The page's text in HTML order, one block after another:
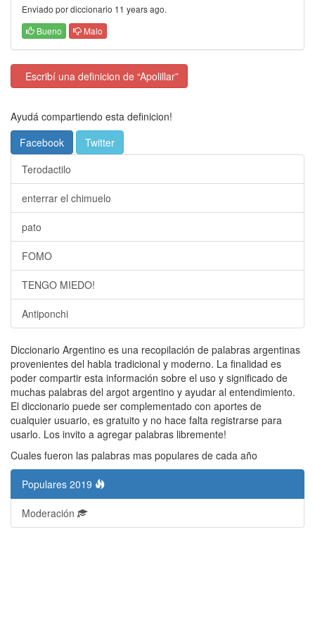
Enviado por diccionario 11 years ago.
Bueno
Malo
Escribí una definicion de “Apolillar”
Ayudá compartiendo esta definicion!
Facebook
Twitter
Terodactilo
enterrar el chimuelo
pato
FOMO
TENGO MIEDO!
Antiponchi
Diccionario Argentino es una recopilación de palabras argentinas
provenientes del habla tradicional y moderno. La finalidad es
poder compartir esta información sobre el uso y significado de
muchas palabras del argot argentino y ayudar al entendimiento.
El diccionario puede ser complementado con aportes de
cualquier usuario, es gratuito y no hace falta registrarse para
usarlo. Los invito a agregar palabras libremente!
Cuales fueron las palabras mas populares de cada año
Populares 2019
Moderación